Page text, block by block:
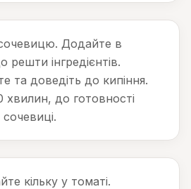
Додайте в
решти інгредієнтів.
та доведіть до кипіння.
хвилин, до готовності
сочевиці.
кільку у томаті.